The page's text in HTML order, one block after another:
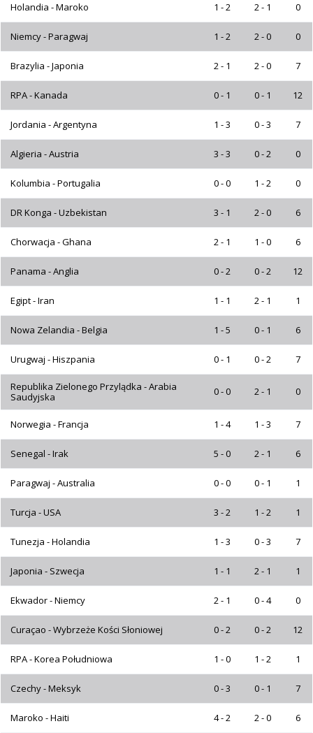
Holandia - Maroko 1 - 2 2 - 1 0
Niemcy - Paragwaj 1 - 2 2 - 0 0
Brazylia - Japonia 2 - 1 2 - 0 7
RPA - Kanada 0 - 1 0 - 1 12
Jordania - Argentyna 1 - 3 0 - 3 7
Algieria - Austria 3 - 3 0 - 2 0
Kolumbia - Portugalia 0 - 0 1 - 2 0
DR Konga - Uzbekistan 3 - 1 2 - 0 6
Chorwacja - Ghana 2 - 1 1 - 0 6
Panama - Anglia 0 - 2 0 - 2 12
Egipt - Iran 1 - 1 2 - 1 1
Nowa Zelandia - Belgia 1 - 5 0 - 1 6
Urugwaj - Hiszpania 0 - 1 0 - 2 7
Republika Zielonego Przylądka - Arabia
Saudyjska
0 - 0 2 - 1 0
Norwegia - Francja 1 - 4 1 - 3 7
Senegal - Irak 5 - 0 2 - 1 6
Paragwaj - Australia 0 - 0 0 - 1 1
Turcja - USA 3 - 2 1 - 2 1
Tunezja - Holandia 1 - 3 0 - 3 7
Japonia - Szwecja 1 - 1 2 - 1 1
Ekwador - Niemcy 2 - 1 0 - 4 0
Curaçao - Wybrzeże Kości Słoniowej 0 - 2 0 - 2 12
RPA - Korea Południowa 1 - 0 1 - 2 1
Czechy - Meksyk 0 - 3 0 - 1 7
Maroko - Haiti 4 - 2 2 - 0 6